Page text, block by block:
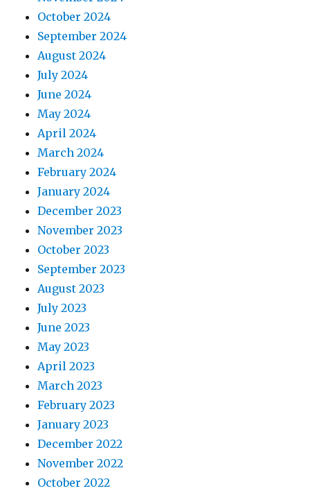
October 2024
September 2024
August 2024
July 2024
June 2024
May 2024
April 2024
March 2024
February 2024
January 2024
December 2023
November 2023
October 2023
September 2023
August 2023
July 2023
June 2023
May 2023
April 2023
March 2023
February 2023
January 2023
December 2022
November 2022
October 2022